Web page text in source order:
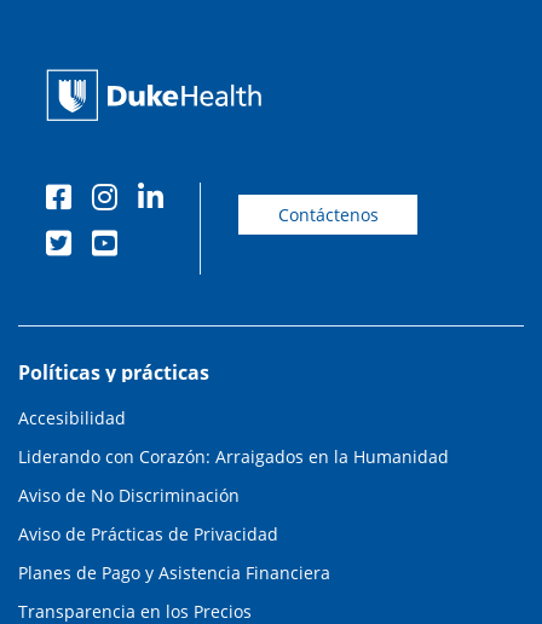
Contáctenos
Políticas y prácticas
Accesibilidad
Liderando con Corazón: Arraigados en la Humanidad
Aviso de No Discriminación
Aviso de Prácticas de Privacidad
Planes de Pago y Asistencia Financiera
Transparencia en los Precios